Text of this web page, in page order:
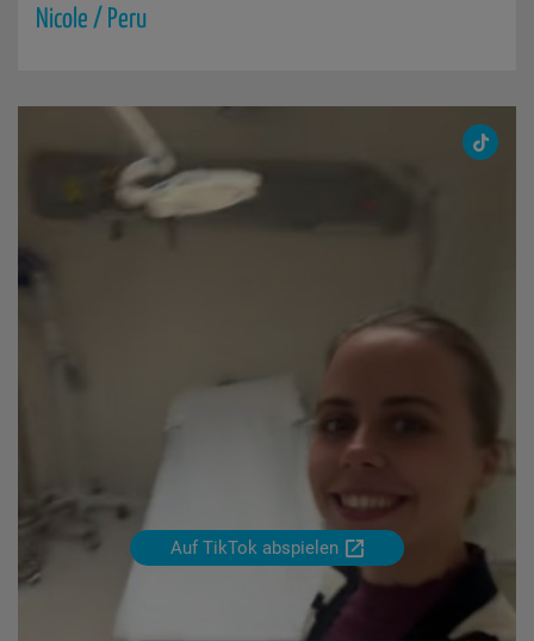
Nicole / Peru
Krankenhaus
Auf TikTok abspielen